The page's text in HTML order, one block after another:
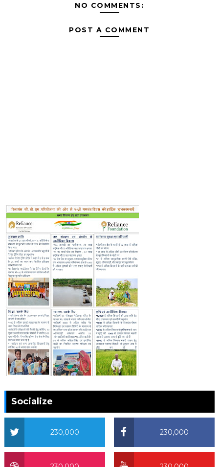
NO COMMENTS:
POST A COMMENT
Socialize
230,000
230,000